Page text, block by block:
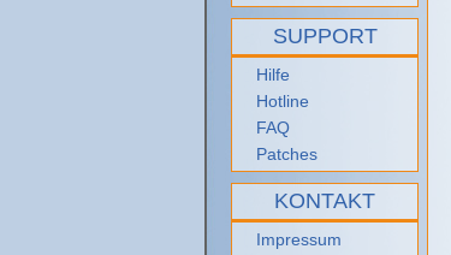
SUPPORT
Hilfe
Hotline
FAQ
Patches
KONTAKT
Impressum